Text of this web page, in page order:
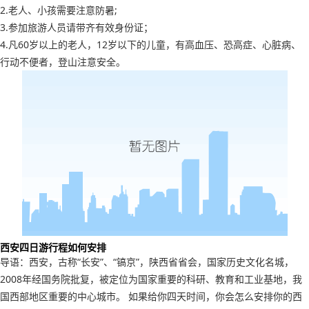
2.老人、小孩需要注意防暑;
3.参加旅游人员请带齐有效身份证；
4.凡60岁以上的老人，12岁以下的儿童，有高血压、恐高症、心脏病、
行动不便者，登山注意安全。
西安四日游行程如何安排
导语：西安，古称“长安”、“镐京”，陕西省省会，国家历史文化名城，
2008年经国务院批复，被定位为国家重要的科研、教育和工业基地，我
国西部地区重要的中心城市。 如果给你四天时间，你会怎么安排你的西